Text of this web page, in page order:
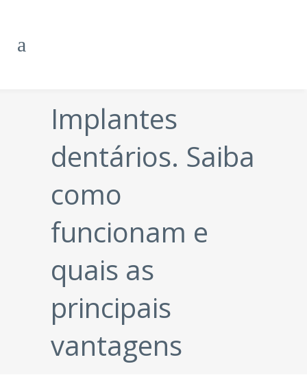
Implantes
dentários. Saiba
como
funcionam e
quais as
principais
vantagens